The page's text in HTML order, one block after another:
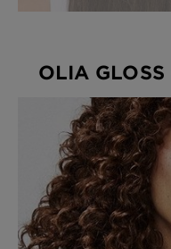
OLIA